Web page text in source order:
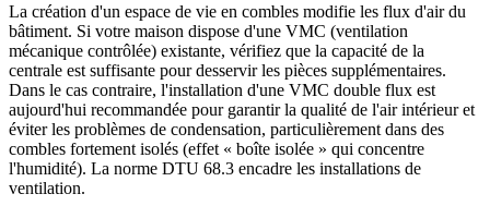
La création d'un espace de vie en combles modifie les flux d'air du
bâtiment. Si votre maison dispose d'une VMC (ventilation
mécanique contrôlée) existante, vérifiez que la capacité de la
centrale est suffisante pour desservir les pièces supplémentaires.
Dans le cas contraire, l'installation d'une VMC double flux est
aujourd'hui recommandée pour garantir la qualité de l'air intérieur et
éviter les problèmes de condensation, particulièrement dans des
combles fortement isolés (effet « boîte isolée » qui concentre
l'humidité). La norme DTU 68.3 encadre les installations de
ventilation.